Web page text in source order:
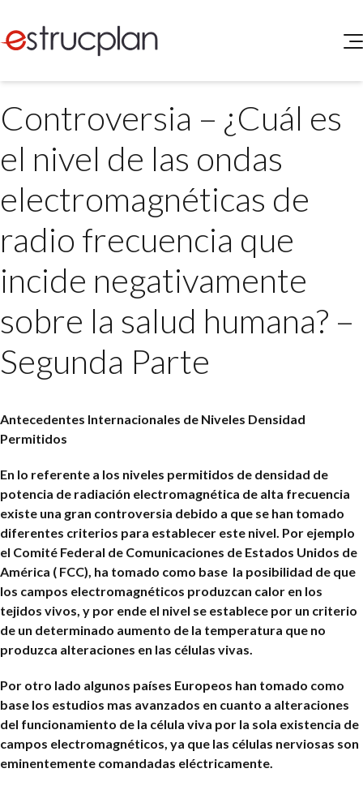
SERVICIOS
Medio Ambiente
Legislación
INGRESAR
Portal de Clientes
Buscador de Legislación
Matriz Premium
Matriz Profesional
Controversia – ¿Cuál es
el nivel de las ondas
electromagnéticas de
radio frecuencia que
incide negativamente
sobre la salud humana? –
Segunda Parte
Antecedentes Internacionales de Niveles Densidad
Permitidos
En lo referente a los niveles permitidos de densidad de
potencia de radiación electromagnética de alta frecuencia
existe una gran controversia debido a que se han tomado
diferentes criterios para establecer este nivel. Por ejemplo
el Comité Federal de Comunicaciones de Estados Unidos de
América ( FCC), ha tomado como base la posibilidad de que
los campos electromagnéticos produzcan calor en los
tejidos vivos, y por ende el nivel se establece por un criterio
de un determinado aumento de la temperatura que no
produzca alteraciones en las células vivas.
Por otro lado algunos países Europeos han tomado como
base los estudios mas avanzados en cuanto a alteraciones
del funcionamiento de la célula viva por la sola existencia de
campos electromagnéticos, ya que las células nerviosas son
eminentemente comandadas eléctricamente.